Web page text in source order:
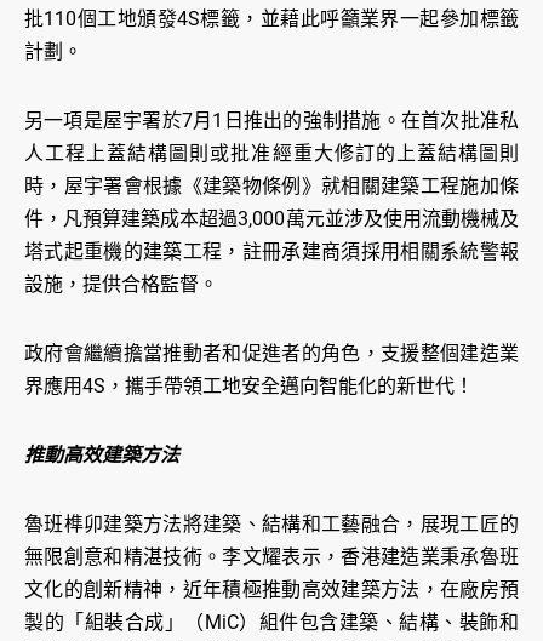
批110個工地頒發4S標籤，並藉此呼籲業界一起參加標籤
計劃。
另一項是屋宇署於7月1日推出的強制措施。在首次批准私
人工程上蓋結構圖則或批准經重大修訂的上蓋結構圖則
時，屋宇署會根據《建築物條例》就相關建築工程施加條
件，凡預算建築成本超過3,000萬元並涉及使用流動機械及
塔式起重機的建築工程，註冊承建商須採用相關系統警報
設施，提供合格監督。
政府會繼續擔當推動者和促進者的角色，支援整個建造業
界應用4S，攜手帶領工地安全邁向智能化的新世代！
推動高效建築方法
魯班榫卯建築方法將建築、結構和工藝融合，展現工匠的
無限創意和精湛技術。李文耀表示，香港建造業秉承魯班
文化的創新精神，近年積極推動高效建築方法，在廠房預
製的「組裝合成」（MiC）組件包含建築、結構、裝飾和